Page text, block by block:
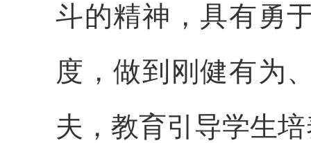
斗的精神，具有勇
度，做到刚健有为
夫，教育引导学生